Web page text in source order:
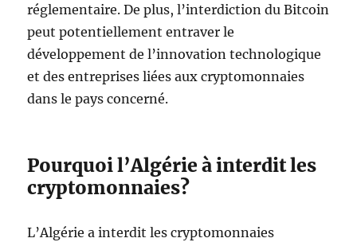
réglementaire. De plus, l’interdiction du Bitcoin
peut potentiellement entraver le
développement de l’innovation technologique
et des entreprises liées aux cryptomonnaies
dans le pays concerné.
Pourquoi l’Algérie à interdit les
cryptomonnaies?
L’Algérie a interdit les cryptomonnaies